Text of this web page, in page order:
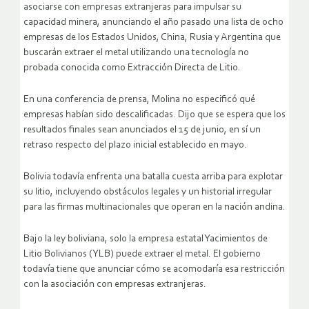
asociarse con empresas extranjeras para impulsar su
capacidad minera, anunciando el año pasado una lista de ocho
empresas de los Estados Unidos, China, Rusia y Argentina que
buscarán extraer el metal utilizando una tecnología no
probada conocida como Extracción Directa de Litio.
En una conferencia de prensa, Molina no especificó qué
empresas habían sido descalificadas. Dijo que se espera que los
resultados finales sean anunciados el 15 de junio, en sí un
retraso respecto del plazo inicial establecido en mayo.
Bolivia todavía enfrenta una batalla cuesta arriba para explotar
su litio, incluyendo obstáculos legales y un historial irregular
para las firmas multinacionales que operan en la nación andina.
Bajo la ley boliviana, solo la empresa estatal Yacimientos de
Litio Bolivianos (YLB) puede extraer el metal. El gobierno
todavía tiene que anunciar cómo se acomodaría esa restricción
con la asociación con empresas extranjeras.